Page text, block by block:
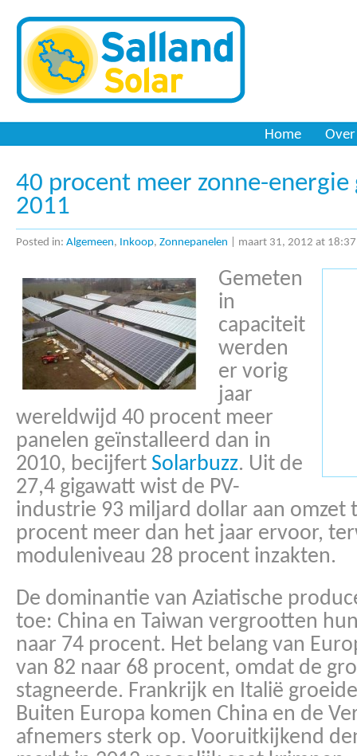
Home
40 procent meer zonne-
2011
Posted in: Algemeen, Inkoop, Zonnepanelen | maart 31, 2012 at 18:37
Gemeten
in
capaciteit
werden
er vorig
jaar
wereldwijd 40 procent meer
panelen geïnstalleerd dan in
2010, becijfert Solarbuzz. Uit de
27,4 gigawatt wist de PV-
industrie 93 miljard dollar aan omzet
procent meer dan het jaar ervoor,
moduleniveau 28 procent inzakten.
De dominantie van Aziatische
toe: China en Taiwan vergrootten
naar 74 procent. Het belang van
van 82 naar 68 procent, omdat de
stagneerde. Frankrijk en Italië
Buiten Europa komen China en de
afnemers sterk op. Vooruitkijkend